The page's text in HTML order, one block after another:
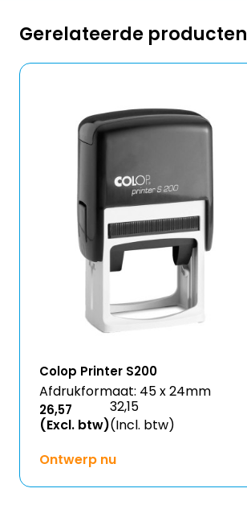
Gerelateerde producten
Colop Printer S200
Afdrukformaat: 45 x 24mm
26,57
(Excl. btw)
32,15
(Incl. btw)
Ontwerp nu